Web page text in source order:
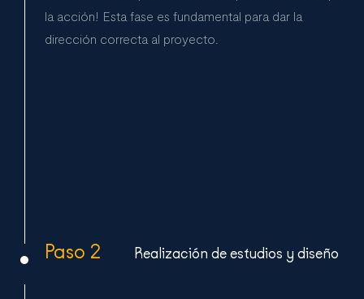
la acción! Esta fase es fundamental para dar la
dirección correcta al proyecto.
Paso 2 Realización de estudios y diseño